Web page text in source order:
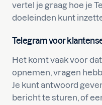
vertel je graag hoe je
doeleinden kunt
Telegram voor
Het komt vaak voor
opnemen, vragen
Je kunt antwoord
bericht te sturen, of